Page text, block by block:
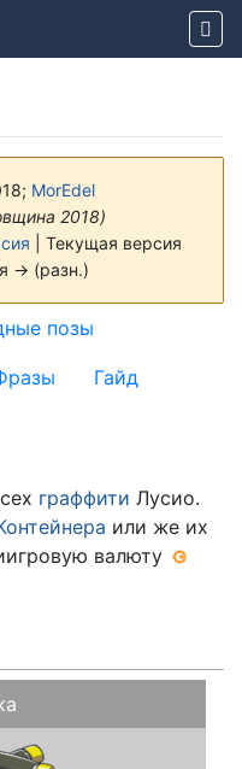
MorEdel
2018)
| Текущая версия
→ (разн.)
позы
Гайд
граффити Лусио.
или же их
валюту